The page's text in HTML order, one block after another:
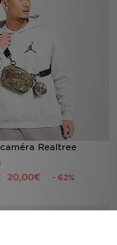
Realtree
20,00€ - 62%